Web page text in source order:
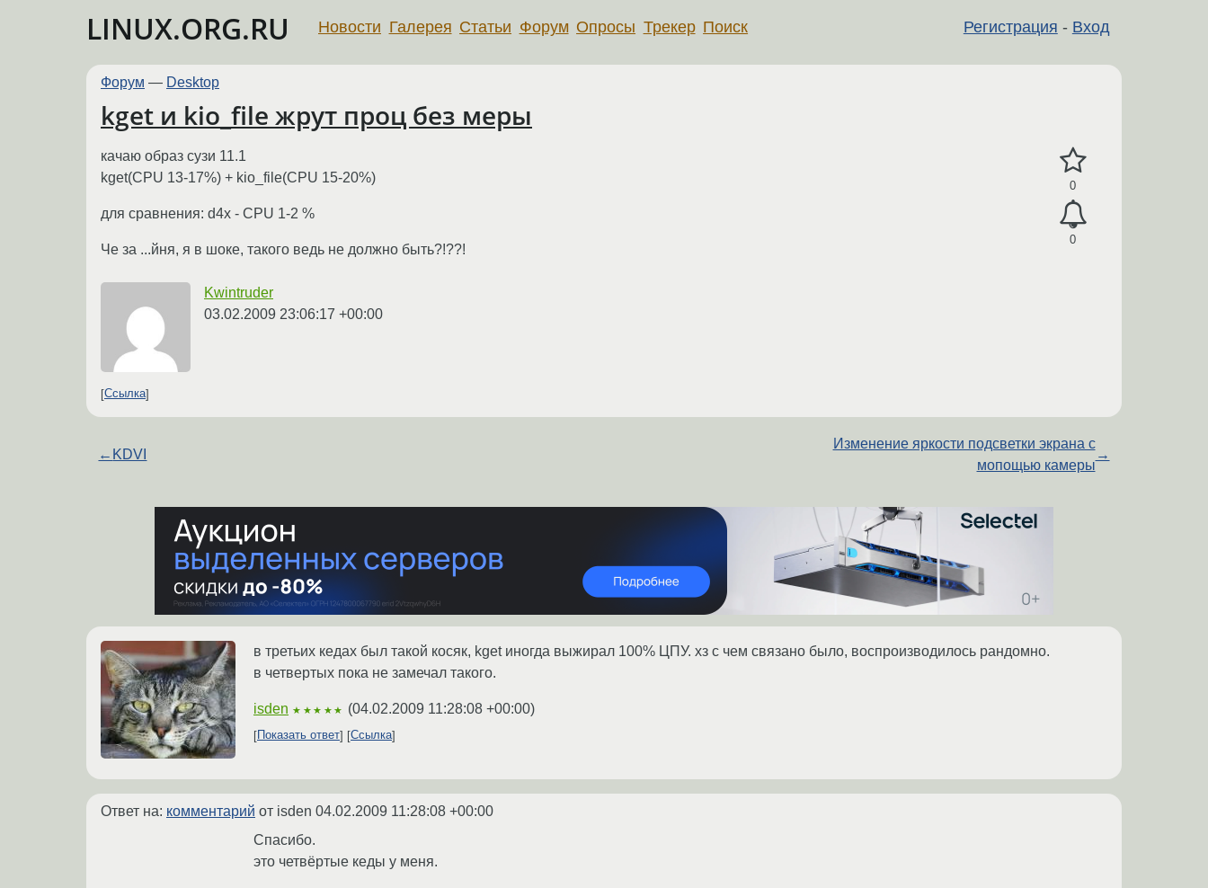
LINUX.ORG.RU Регистрация - Вход
Новости Галерея Статьи Форум Опросы Трекер Поиск
Форум — Desktop
kget и kio_file жрут проц без меры
0
0
качаю образ сузи 11.1
kget(CPU 13-17%) + kio_file(CPU 15-20%)
для сравнения: d4x - CPU 1-2 %
Че за ...йня, я в шоке, такого ведь не должно быть?!??!
Kwintruder
03.02.2009 23:06:17 +00:00
Ссылка
← KDVI
Изменение яркости подсветки экрана с
мопощью камеры
→
в третьих кедах был такой косяк, kget иногда выжирал 100% ЦПУ. хз с чем связано было, воспроизводилось рандомно.
в четвертых пока не замечал такого.
isden ★★★★★ (04.02.2009 11:28:08 +00:00)
Показать ответ Ссылка
Ответ на: комментарий от isden 04.02.2009 11:28:08 +00:00
Спасибо.
это четвёртые кеды у меня.